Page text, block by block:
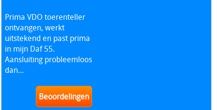
Prima VDO toerenteller
ontvangen, werkt
uitstekend en past prima
in mijn Daf 55.
Aansluiting probleemloos
dan...
Beoordelingen